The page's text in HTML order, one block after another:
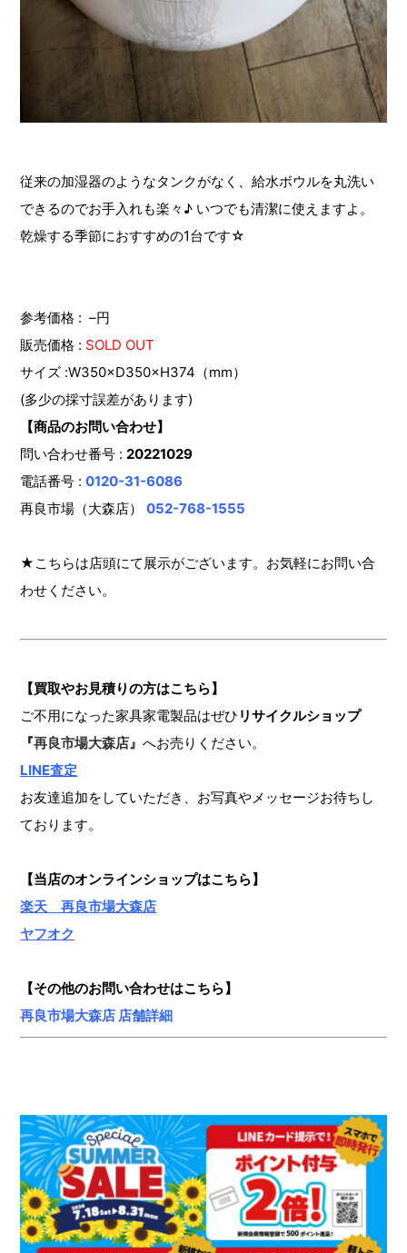
従来の加湿器のようなタンクがなく、給水ボウルを丸洗い
できるのでお手入れも楽々♪ いつでも清潔に使えますよ。
乾燥する季節におすすめの1台です☆
参考価格 : –円
販売価格 : SOLD OUT
サイズ :W350×D350×H374 （mm）
(多少の採寸誤差があります)
【商品のお問い合わせ】
問い合わせ番号 :20221029
電話番号 :0120-31-6086
再良市場（大森店）052-768-1555
★こちらは店頭にて展示がございます。お気軽にお問い合
わせください。
【買取やお見積りの方はこちら】
ご不用になった家具家電製品はぜひ リサイクルショップ
『再良市場大森店』へお売りください。
LINE査定
お友達追加をしていただき、お写真やメッセージお待ちし
ております。
【当店のオンラインショップはこちら】
楽天 再良市場大森店
ヤフオク
【その他のお問い合わせはこちら】
再良市場大森店 店舗詳細